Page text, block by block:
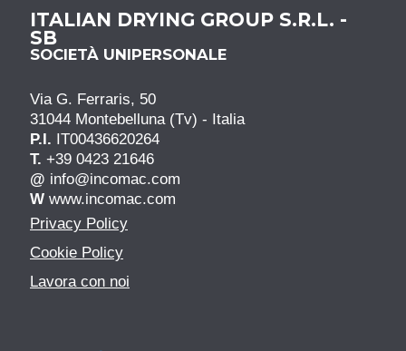
ITALIAN DRYING GROUP S.R.L. -
SB
SOCIETÀ UNIPERSONALE
Via G. Ferraris, 50
31044 Montebelluna (Tv) - Italia
P.I. IT00436620264
T. +39 0423 21646
@ info@incomac.com
W www.incomac.com
Privacy Policy
Cookie Policy
Lavora con noi